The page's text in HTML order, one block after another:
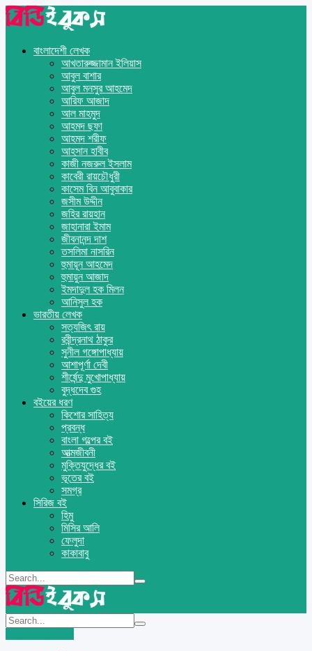
বাংলাদেশী লেখক
আখতারুজ্জামান ইলিয়াস
আবুল বাশার
আবুল মনসুর আহমেদ
আরিফ আজাদ
আল মাহমুদ
আহমদ ছফা
আহমদ শরীফ
আহসান হাবীব
কাজী নজরুল ইসলাম
কাবেরী রায়চৌধুরী
কাসেম বিন আবুবাকার
জসীম উদ্দীন
জহির রায়হান
জাহানারা ইমাম
জীবনানন্দ দাশ
তসলিমা নাসরিন
হুমায়ূন আহমেদ
হুমায়ুন আজাদ
ইমদাদুল হক মিলন
আনিসুল হক
ভারতীয় লেখক
সত্যজিৎ রায়
রবীন্দ্রনাথ ঠাকুর
সুনীল গঙ্গোপাধ্যায়
আশাপূর্ণা দেবী
শীর্ষেন্দু মুখোপাধ্যায়
বুদ্ধদেব গুহ
বইয়ের ধরণ
কিশোর সাহিত্য
প্রবন্ধ
বাংলা গল্পের বই
আত্মজীবনী
মুক্তিযুদ্ধের বই
ভূতের বই
সমগ্র
সিরিজ বই
হিমু
মিসির আলি
ফেলুদা
কাকাবাবু